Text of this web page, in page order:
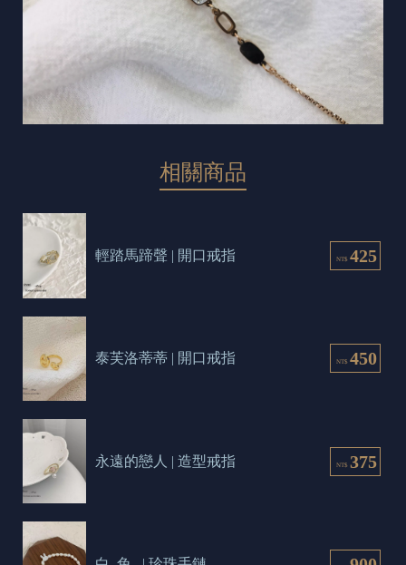
相關商品
NT$ 425
輕踏馬蹄聲 | 開口戒指
NT$ 450
泰芙洛蒂蒂 | 開口戒指
NT$ 375
永遠的戀人 | 造型戒指